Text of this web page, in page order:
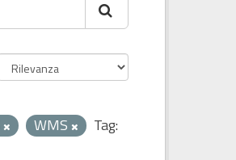
WMS
Tag: